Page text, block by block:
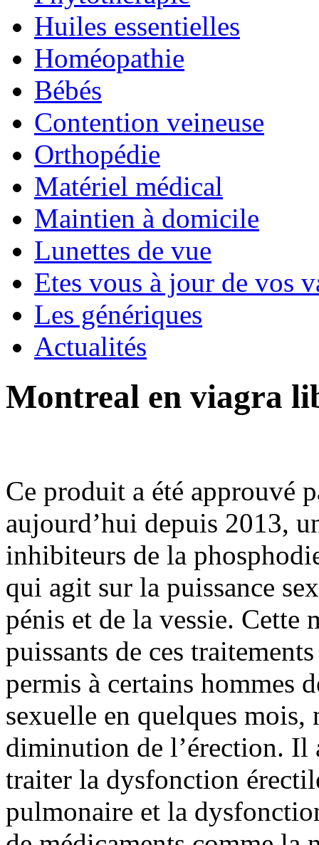
Huiles essentielles
Homéopathie
Bébés
Contention veineuse
Orthopédie
Matériel médical
Maintien à domicile
Lunettes de vue
Etes vous à jour de vos
Les génériques
Actualités
Montreal en viagra
Ce produit a été approuvé
aujourd’hui depuis 2013,
inhibiteurs de la
qui agit sur la puissance
pénis et de la vessie. Cette
puissants de ces
permis à certains hommes
sexuelle en quelques
diminution de l’érection. Il
traiter la dysfonction
pulmonaire et la